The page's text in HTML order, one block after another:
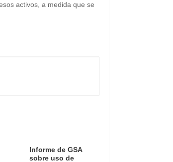
activos, a medida que se
Informe de GSA
sobre uso de